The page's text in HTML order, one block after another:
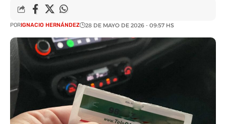
PORIGNACIO HERNÁNDEZ 28 DE MAYO DE 2026 - 09:57 HS